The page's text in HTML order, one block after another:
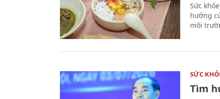
Sức
hưởng
môi
SỨC
Tìm